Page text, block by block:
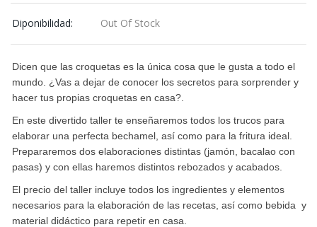
Diponibilidad: Out Of Stock
Dicen que las croquetas es la única cosa que le gusta a todo el
mundo. ¿Vas a dejar de conocer los secretos para sorprender y
hacer tus propias croquetas en casa?.
En este divertido taller te enseñaremos todos los trucos para
elaborar una perfecta bechamel, así como para la fritura ideal.
Prepararemos dos elaboraciones distintas (jamón, bacalao con
pasas) y con ellas haremos distintos rebozados y acabados.
El precio del taller incluye todos los ingredientes y elementos
necesarios para la elaboración de las recetas, así como bebida y
material didáctico para repetir en casa.